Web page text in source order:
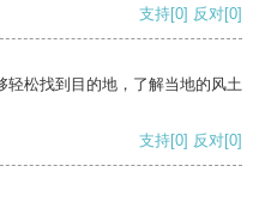
支持[0] 反对[0]
轻松找到目的地，了解当地的风土
支持[0] 反对[0]